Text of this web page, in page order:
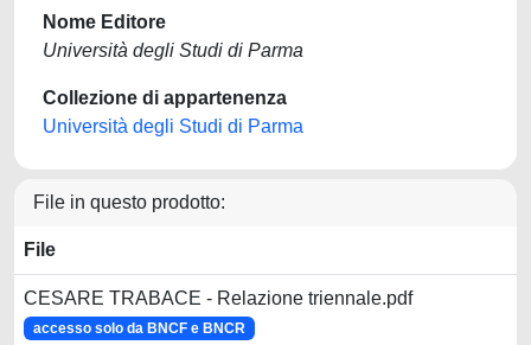
Nome Editore
Università degli Studi di Parma
Collezione di appartenenza
Università degli Studi di Parma
File in questo prodotto:
File
CESARE TRABACE - Relazione triennale.pdf
accesso solo da BNCF e BNCR